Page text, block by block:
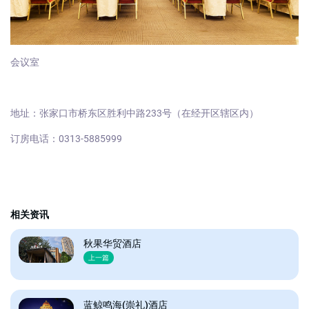
会议室
地址：张家口市桥东区胜利中路233号（在经开区辖区内）
订房电话：0313-5885999
相关资讯
秋果华贸酒店
上一篇
蓝鲸鸣海(崇礼)酒店